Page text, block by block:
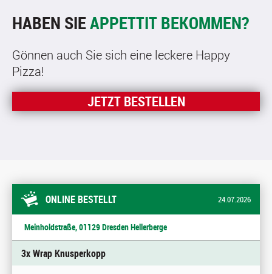
HABEN SIEAPPETTIT BEKOMMEN?
Gönnen auch Sie sich eine leckere Happy
Pizza!
JETZT BESTELLEN
ONLINE BESTELLT 24.07.2026
Meinholdstraße, 01129 Dresden Hellerberge
3x Wrap Knusperkopp